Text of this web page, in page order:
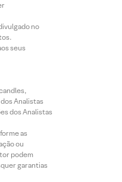
no
seus
Analistas
dos Analistas
as
ou
podem
garantias